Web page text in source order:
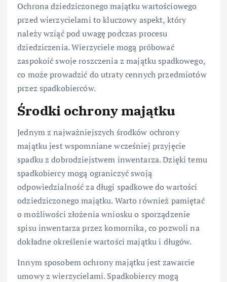
Ochrona dziedziczonego majątku wartościowego
przed wierzycielami to kluczowy aspekt, który
należy wziąć pod uwagę podczas procesu
dziedziczenia. Wierzyciele mogą próbować
zaspokoić swoje roszczenia z majątku spadkowego,
co może prowadzić do utraty cennych przedmiotów
przez spadkobierców.
Środki ochrony majątku
Jednym z najważniejszych środków ochrony
majątku jest wspomniane wcześniej przyjęcie
spadku z dobrodziejstwem inwentarza. Dzięki temu
spadkobiercy mogą ograniczyć swoją
odpowiedzialność za długi spadkowe do wartości
odziedziczonego majątku. Warto również pamiętać
o możliwości złożenia wniosku o sporządzenie
spisu inwentarza przez komornika, co pozwoli na
dokładne określenie wartości majątku i długów.
Innym sposobem ochrony majątku jest zawarcie
umowy z wierzycielami. Spadkobiercy mogą